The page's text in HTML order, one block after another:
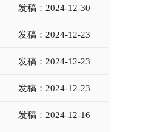
发稿：2024-12-30
发稿：2024-12-23
发稿：2024-12-23
发稿：2024-12-23
发稿：2024-12-16